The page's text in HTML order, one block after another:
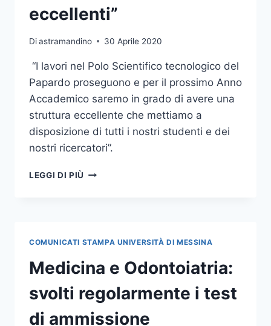
eccellenti”
Diastramandino 30 Aprile 2020
“I lavori nel Polo Scientifico tecnologico del
Papardo proseguono e per il prossimo Anno
Accademico saremo in grado di avere una
struttura eccellente che mettiamo a
disposizione di tutti i nostri studenti e dei
nostri ricercatori”.
LEGGI DI PIÙ
AL
PAPARDO.
AVREMO
UN
POLO
COMUNICATI STAMPA UNIVERSITÀ DI MESSINA
Medicina e Odontoiatria:
svolti regolarmente i test
di ammissione